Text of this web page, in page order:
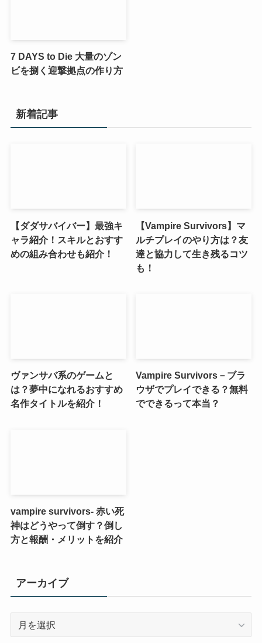
7 DAYS to Die 大量のゾン
ビを捌く迎撃拠点の作り方
新着記事
【ダダサバイバー】最強キ
ャラ紹介！スキルとおすす
めの組み合わせも紹介！
【Vampire Survivors】マ
ルチプレイのやり方は？友
達と協力して生き残るコツ
も！
ヴァンサバ系のゲームと
は？夢中になれるおすすめ
名作タイトルを紹介！
Vampire Survivors－ブラ
ウザでプレイできる？無料
でできるって本当？
vampire survivors- 赤い死
神はどうやって倒す？倒し
方と報酬・メリットを紹介
アーカイブ